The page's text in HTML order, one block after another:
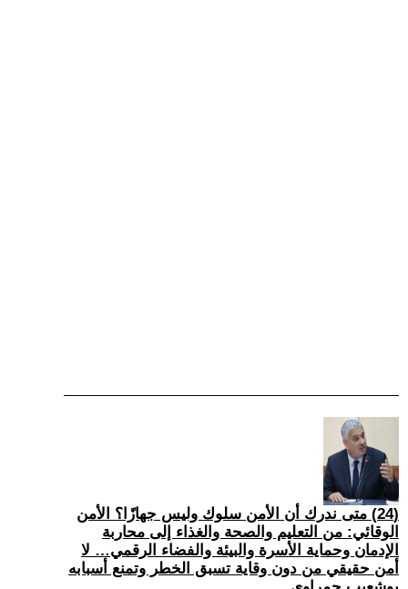
(24) متى ندرك أن الأمن سلوك وليس جهازًا؟ الأمن
الوقائي: من التعليم والصحة والغذاء إلى محاربة
الإدمان وحماية الأسرة والبيئة والفضاء الرقمي… لا
أمن حقيقي من دون وقاية تسبق الخطر وتمنع أسبابه